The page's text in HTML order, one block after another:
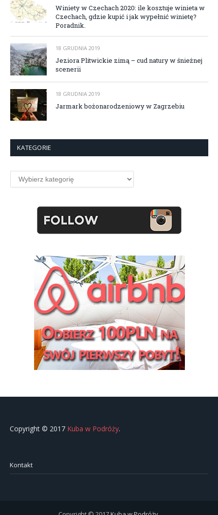
Winiety w Czechach 2020: ile kosztuje winieta w
Czechach, gdzie kupić i jak wypełnić winietę?
Poradnik.
18 GRUDNIA 2019
Jeziora Plitwickie zimą – cud natury w śnieżnej
scenerii
18 GRUDNIA 2019
Jarmark bożonarodzeniowy w Zagrzebiu
KATEGORIE
Kategorie
Copyright © 2017 Kuba w Podróży.
Kontakt